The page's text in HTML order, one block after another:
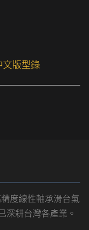
文版型錄
度線性軸承滑台氣
深耕台灣各產業。